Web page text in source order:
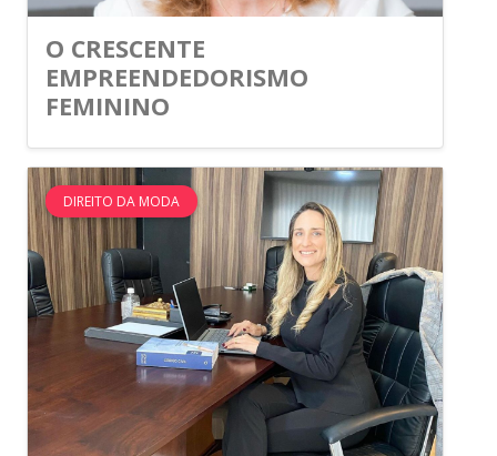
O CRESCENTE
EMPREENDEDORISMO
FEMININO
DIREITO DA MODA